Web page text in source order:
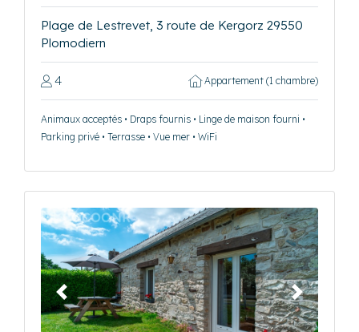
Plage de Lestrevet, 3 route de Kergorz 29550
Plomodiern
4 Appartement (1 chambre)
Animaux acceptés • Draps fournis • Linge de maison fourni •
Parking privé • Terrasse • Vue mer • WiFi
Précédent Suivant